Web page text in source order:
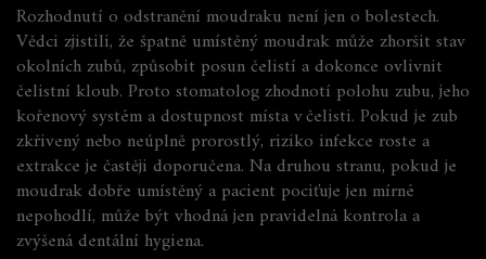
Rozhodnutí o odstranění moudraku není jen o bolestech.
Vědci zjistili, že špatně umístěný moudrak může zhoršit stav
okolních zubů, způsobit posun čelistí a dokonce ovlivnit
čelistní kloub. Proto stomatolog zhodnotí polohu zubu, jeho
kořenový systém a dostupnost místa v čelisti. Pokud je zub
zkřivený nebo neúplně prorostlý, riziko infekce roste a
extrakce je častěji doporučena. Na druhou stranu, pokud je
moudrak dobře umístěný a pacient pociťuje jen mírné
nepohodlí, může být vhodná jen pravidelná kontrola a
zvýšená dentální hygiena.